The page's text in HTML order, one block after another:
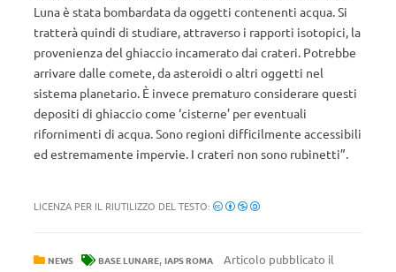
Luna è stata bombardata da oggetti contenenti acqua. Si
tratterà quindi di studiare, attraverso i rapporti isotopici, la
provenienza del ghiaccio incamerato dai crateri. Potrebbe
arrivare dalle comete, da asteroidi o altri oggetti nel
sistema planetario. È invece prematuro considerare questi
depositi di ghiaccio come ‘cisterne’ per eventuali
rifornimenti di acqua. Sono regioni difficilmente accessibili
ed estremamente impervie. I crateri non sono rubinetti”.
LICENZA PER IL RIUTILIZZO DEL TESTO:
NEWS BASE LUNARE, IAPS ROMA
Articolo pubblicato il